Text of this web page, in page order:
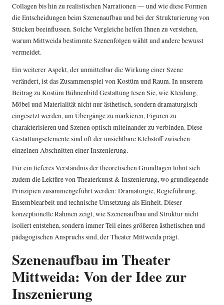
Collagen bis hin zu realistischen Narrationen — und wie diese Formen
die Entscheidungen beim Szenenaufbau und bei der Strukturierung von
Stücken beeinflussen. Solche Vergleiche helfen Ihnen zu verstehen,
warum Mittweida bestimmte Szenenfolgen wählt und andere bewusst
vermeidet.
Ein weiterer Aspekt, der unmittelbar die Wirkung einer Szene
verändert, ist das Zusammenspiel von Kostüm und Raum. In unserem
Beitrag zuKostüm Bühnenbild Gestaltunglesen Sie, wie Kleidung,
Möbel und Materialität nicht nur ästhetisch, sondern dramaturgisch
eingesetzt werden, um Übergänge zu markieren, Figuren zu
charakterisieren und Szenen optisch miteinander zu verbinden. Diese
Gestaltungselemente sind oft der unsichtbare Klebstoff zwischen
einzelnen Abschnitten einer Inszenierung.
Für ein tieferes Verständnis der theoretischen Grundlagen lohnt sich
zudem die Lektüre vonTheaterkunst & Inszenierung, wo grundlegende
Prinzipien zusammengeführt werden: Dramaturgie, Regieführung,
Ensemblearbeit und technische Umsetzung als Einheit. Dieser
konzeptionelle Rahmen zeigt, wie Szenenaufbau und Struktur nicht
isoliert entstehen, sondern immer Teil eines größeren ästhetischen und
pädagogischen Anspruchs sind, der Theater Mittweida prägt.
Szenenaufbau im Theater
Mittweida: Von der Idee zur
Inszenierung